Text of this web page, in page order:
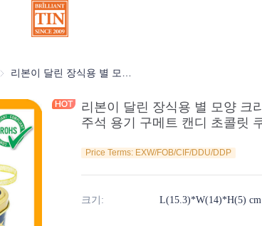
초콜릿 주석 상자
리본이 달린 장식용 별 모양 크
주석 용기 구메트 캔디 초콜릿
Price Terms: EXW/FOB/CIF/DDU/DDP
크기 : L(15.3)*W(14)*H(5) cm